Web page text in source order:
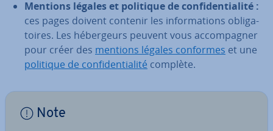
Mentions légales et politique de con­fi­den­tia­lité :
ces pages doivent contenir les in­for­ma­tions obli­ga­
toires. Les hé­ber­geurs peuvent vous ac­com­pag­ner
pour créer des mentions légales conformes et une
politique de con­fi­den­tia­lité complète.
Note